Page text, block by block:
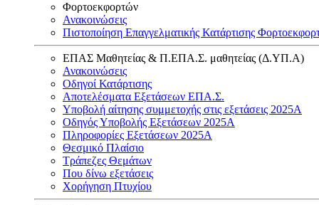
Φορτοεκφορτών
Ανακοινώσεις
Πιστοποίηση Επαγγελματικής Κατάρτισης
ΕΠΑΣ Μαθητείας & Π.ΕΠΑ.Σ. μαθητείας (Δ.ΥΠ.Α)
Ανακοινώσεις
Oδηγοί Κατάρτισης
Αποτελέσματα Εξετάσεων ΕΠΑ.Σ.
Υποβολή αίτησης συμμετοχής στις εξετάσεις 2025Α
Οδηγός Υποβολής Εξετάσεων 2025A
Πληροφορίες Εξετάσεων 2025Α
Θεσμικό Πλαίσιο
Τράπεζες Θεμάτων
Που δίνω εξετάσεις
Χορήγηση Πτυχίου